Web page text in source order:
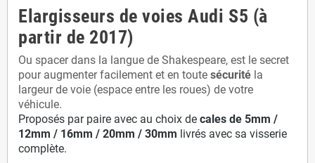
Elargisseurs de voies Audi S5 (à
partir de 2017)
Ou spacer dans la langue de Shakespeare, est le secret
pour augmenter facilement et en toute sécurité la
largeur de voie (espace entre les roues) de votre
véhicule.
Proposés par paire avec au choix de cales de 5mm /
12mm / 16mm / 20mm / 30mm livrés avec sa visserie
complète.